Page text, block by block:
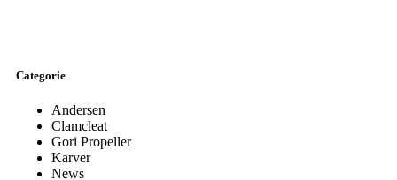
Categorie
Andersen
Clamcleat
Gori Propeller
Karver
News